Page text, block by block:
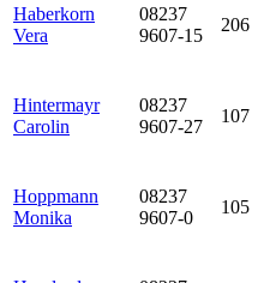
Haberkorn
Vera
08237
9607-15
206
Hintermayr
Carolin
08237
9607-27
107
Hoppmann
Monika
08237
9607-0
105